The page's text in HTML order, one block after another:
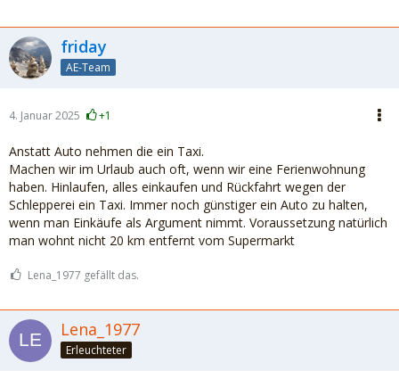
friday
AE-Team
4. Januar 2025 +1
Anstatt Auto nehmen die ein Taxi.
Machen wir im Urlaub auch oft, wenn wir eine Ferienwohnung
haben. Hinlaufen, alles einkaufen und Rückfahrt wegen der
Schlepperei ein Taxi. Immer noch günstiger ein Auto zu halten,
wenn man Einkäufe als Argument nimmt. Voraussetzung natürlich
man wohnt nicht 20 km entfernt vom Supermarkt
Lena_1977 gefällt das.
Lena_1977
Erleuchteter